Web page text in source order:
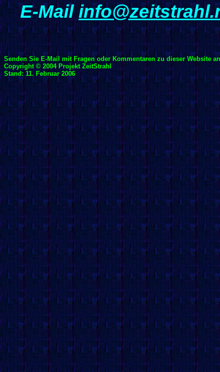
E-Mail
Senden Sie E-Mail mit Fragen oder Kommentaren zu dieser Website
Copyright © 2004 Projekt ZeitStrahl
Stand: 11. Februar 2006